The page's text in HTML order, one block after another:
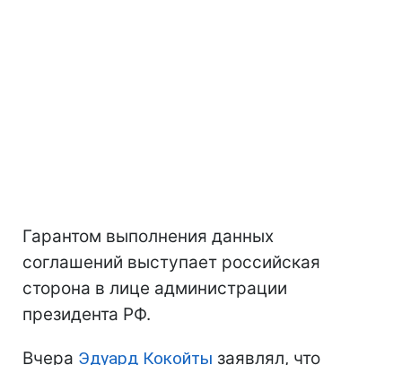
Гарантом выполнения данных
соглашений выступает российская
сторона в лице администрации
президента РФ.
Вчера Эдуард Кокойты заявлял, что